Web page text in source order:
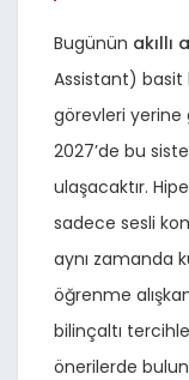
Bugünün akıllı
Assistant)
görevleri
2027’de bu
ulaşacaktır.
sadece sesli
aynı zamanda
öğrenme
bilinçaltı
önerilerde